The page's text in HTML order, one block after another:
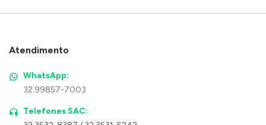
Atendimento
WhatsApp:
32 99857-7003
Telefones SAC: